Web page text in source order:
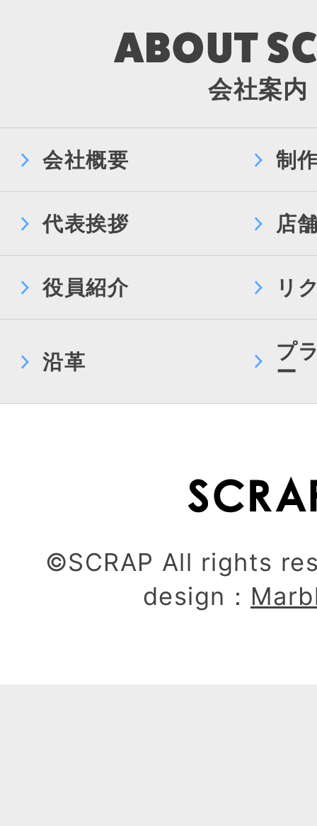
会社案内
会社概要 制
代表挨拶 店
役員紹介 リ
沿革
プ
ー
©SCRAP All rights
design：